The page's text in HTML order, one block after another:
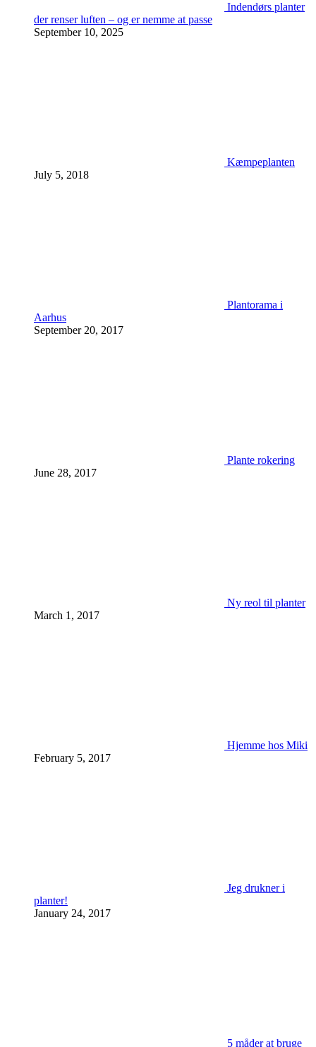
Indendørs planter
der renser luften – og er nemme at passe
September 10, 2025
Kæmpeplanten
July 5, 2018
Plantorama i
Aarhus
September 20, 2017
Plante rokering
June 28, 2017
Ny reol til planter
March 1, 2017
Hjemme hos Miki
February 5, 2017
Jeg drukner i
planter!
January 24, 2017
5 måder at bruge